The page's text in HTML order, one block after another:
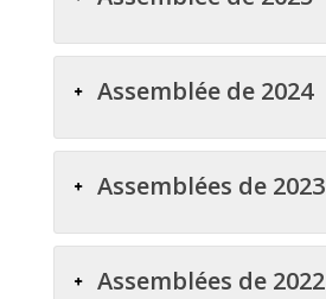
Assemblée de 2024
Assemblées de 2023
Assemblées de 2022